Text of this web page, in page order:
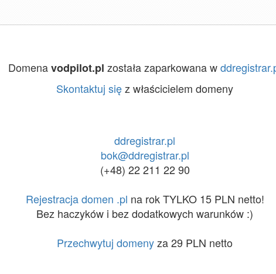
Domenavodpilot.pl została zaparkowana w
Skontaktuj sięz właścicielem domeny
ddregistrar.pl
bok@ddregistrar.pl
(+48) 22 211 22 90
Rejestracja domen .pl na rok TYLKO 15 PLN netto!
Bez haczyków i bez dodatkowych warunków :)
Przechwytuj domenyza 29 PLN netto